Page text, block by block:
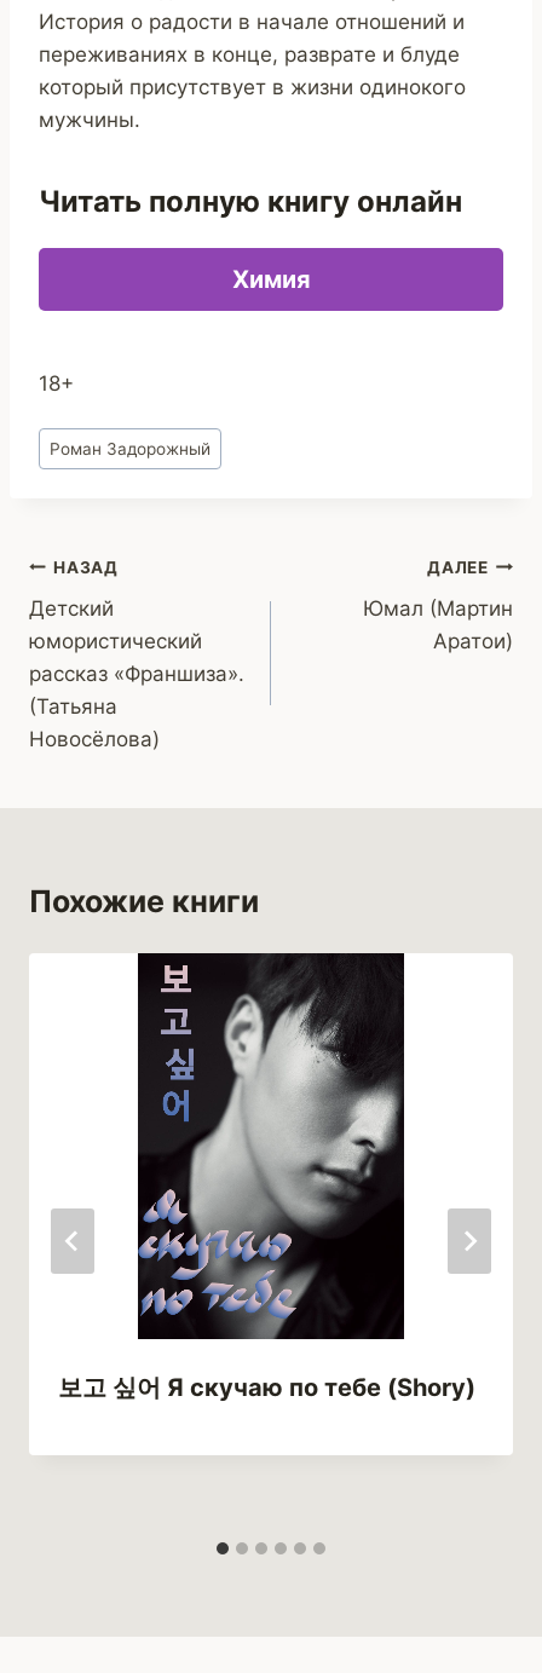
История о радости в начале отношений и
переживаниях в конце, разврате и блуде
который присутствует в жизни одинокого
мужчины.
Читать полную книгу онлайн
Химия
18+
Метки
записи:
Роман Задорожный
Навигация
по
записям
НАЗАД
Детский
юмористический
рассказ «Франшиза».
(Татьяна
Новосёлова)
ДАЛЕЕ
Юмал (Мартин
Аратои)
Похожие книги
보고 싶어 Я скучаю по тебе (Shory)